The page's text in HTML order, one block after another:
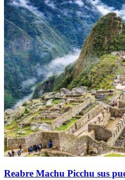
Reabre Machu Picchu sus